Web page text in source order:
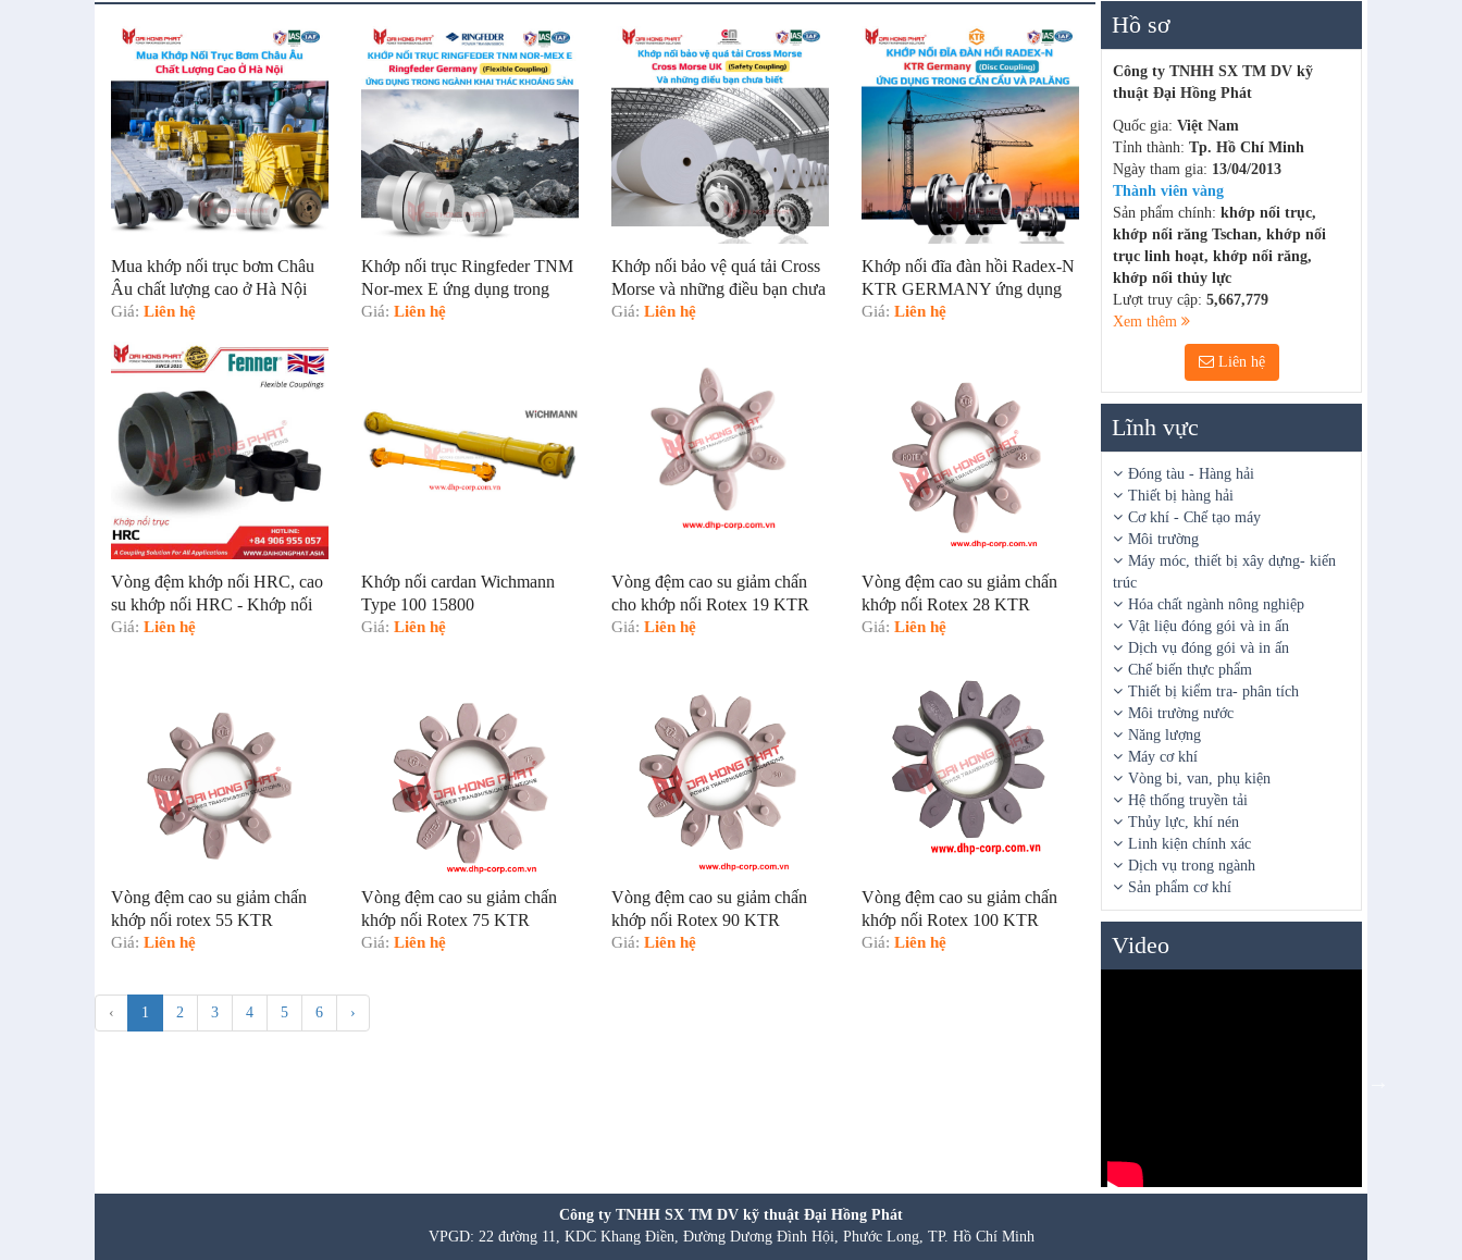
Hồ sơ
Công ty TNHH SX TM DV kỹ
thuật Đại Hồng Phát
Quốc gia: Việt Nam
Tỉnh thành: Tp. Hồ Chí Minh
Ngày tham gia: 13/04/2013
Thành viên vàng
Sản phẩm chính: khớp nối trục,
khớp nối răng Tschan, khớp nối
trục linh hoạt, khớp nối răng,
khớp nối thủy lực
Lượt truy cập: 5,667,779
Xem thêm
Liên hệ
Lĩnh vực
Đóng tàu - Hàng hải
Thiết bị hàng hải
Cơ khí - Chế tạo máy
Môi trường
Máy móc, thiết bị xây dựng- kiến
trúc
Hóa chất ngành nông nghiệp
Vật liệu đóng gói và in ấn
Dịch vụ đóng gói và in ấn
Chế biến thực phẩm
Thiết bị kiểm tra- phân tích
Môi trường nước
Năng lượng
Máy cơ khí
Vòng bi, van, phụ kiện
Hệ thống truyền tải
Thủy lực, khí nén
Linh kiện chính xác
Dịch vụ trong ngành
Sản phẩm cơ khí
Video
Mua khớp nối trục bơm Châu
Âu chất lượng cao ở Hà Nội
Giá: Liên hệ
Khớp nối trục Ringfeder TNM
Nor-mex E ứng dụng trong
ngành khai thác khoáng sản
Giá: Liên hệ
Khớp nối bảo vệ quá tải Cross
Morse và những điều bạn chưa
biết
Giá: Liên hệ
Khớp nối đĩa đàn hồi Radex-N
KTR GERMANY ứng dụng
trong cần cẩu và palăng
Giá: Liên hệ
Vòng đệm khớp nối HRC, cao
su khớp nối HRC - Khớp nối
HRC Fenner
Giá: Liên hệ
Khớp nối cardan Wichmann
Type 100 15800
Giá: Liên hệ
Vòng đệm cao su giảm chấn
cho khớp nối Rotex 19 KTR
Giá: Liên hệ
Vòng đệm cao su giảm chấn
khớp nối Rotex 28 KTR
Giá: Liên hệ
Vòng đệm cao su giảm chấn
khớp nối rotex 55 KTR
Giá: Liên hệ
Vòng đệm cao su giảm chấn
khớp nối Rotex 75 KTR
Giá: Liên hệ
Vòng đệm cao su giảm chấn
khớp nối Rotex 90 KTR
Giá: Liên hệ
Vòng đệm cao su giảm chấn
khớp nối Rotex 100 KTR
Giá: Liên hệ
‹ 1 2 3 4 5 6 ›
Công ty TNHH SX TM DV kỹ thuật Đại Hồng Phát
VPGD: 22 đường 11, KDC Khang Điền, Đường Dương Đình Hội, Phước Long, TP. Hồ Chí Minh